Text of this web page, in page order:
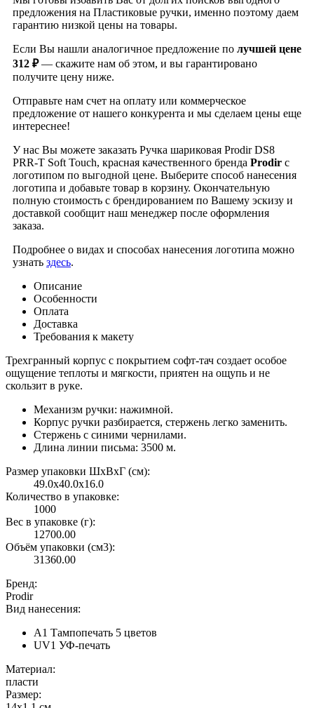
предложения на Пластиковые ручки, именно поэтому даем
гарантию низкой цены на товары.
Если Вы нашли аналогичное предложение по лучшей цене
312 ₽— скажите нам об этом, и вы гарантировано
получите цену ниже.
Отправьте нам счет на оплату или коммерческое
предложение от нашего конкурента и мы сделаем цены еще
интереснее!
У нас Вы можете заказать Ручка шариковая Prodir DS8
PRR-T Soft Touch, красная качественного бренда Prodir с
логотипом по выгодной цене. Выберите способ нанесения
логотипа и добавьте товар в корзину. Окончательную
полную стоимость с брендированием по Вашему эскизу и
доставкой сообщит наш менеджер после оформления
заказа.
Подробнее о видах и способах нанесения логотипа можно
узнать здесь.
Описание
Особенности
Оплата
Доставка
Требования к макету
Трехгранный корпус с покрытием софт-тач создает особое
ощущение теплоты и мягкости, приятен на ощупь и не
скользит в руке.
Механизм ручки: нажимной.
Корпус ручки разбирается, стержень легко заменить.
Стержень с синими чернилами.
Длина линии письма: 3500 м.
Размер упаковки ШxВxГ (см):
49.0x40.0x16.0
Количество в упаковке:
1000
Вес в упаковке (г):
12700.00
Объём упаковки (см3):
31360.00
Бренд:
Prodir
Вид нанесения:
A1 Тампопечать 5 цветов
UV1 УФ-печать
Материал:
пласти
Размер: